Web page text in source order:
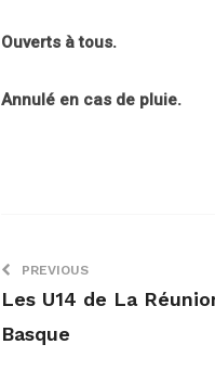
Ouverts à tous.
Annulé en cas de pluie.
PREVIOUS
Les U14 de La
Basque